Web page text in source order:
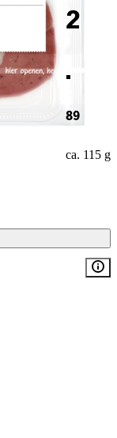
2
.
89
ca. 115 g